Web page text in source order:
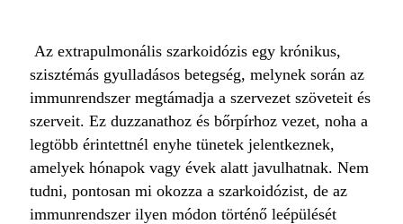
Az extrapulmonális szarkoidózis egy krónikus,
szisztémás gyulladásos betegség, melynek során az
immunrendszer megtámadja a szervezet szöveteit és
szerveit. Ez duzzanathoz és bőrpírhoz vezet, noha a
legtöbb érintettnél enyhe tünetek jelentkeznek,
amelyek hónapok vagy évek alatt javulhatnak. Nem
tudni, pontosan mi okozza a szarkoidózist, de az
immunrendszer ilyen módon történő leépülését